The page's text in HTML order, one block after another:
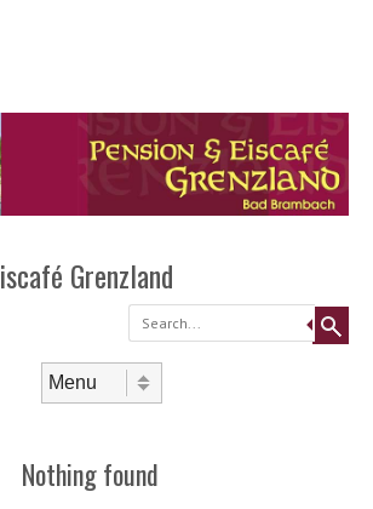
Grenzland
Search
Nothing found